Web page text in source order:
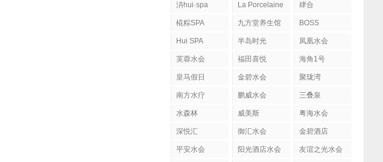
泋hui·spa
La Porcelaine
肆合
椛粽SPA 九方堂养生馆
BOSS
式にほんSPA
肌肤管理社
Hui SPA 半岛时光 凤凰水会
芙蓉水会 福田喜悦 海角1号
皇马假日 金碧水会 聚珑湾
南方水疗 鹏威水会 三叠泉
水森林 威美斯 粤海水会
深悦汇 御汇水会 金碧酒店
平安水会 阳光酒店水会 友谊之光水会